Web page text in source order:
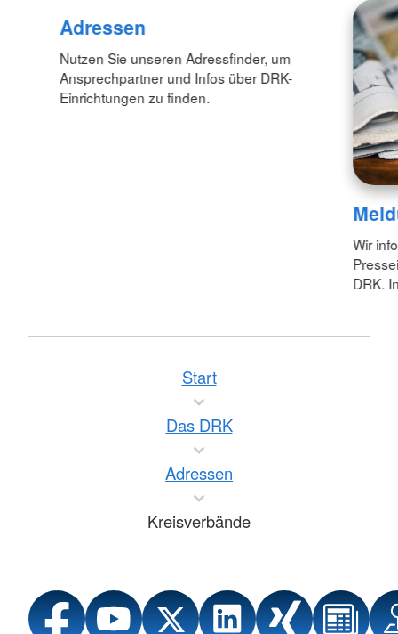
Adressen
Nutzen Sie unseren Adressfinder, um
Ansprechpartner und Infos über DRK-
Einrichtungen zu finden.
Wir
DRK.
Start
Das DRK
Adressen
Kreisverbände